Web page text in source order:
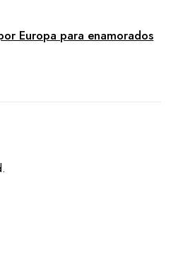
Europa para enamorados